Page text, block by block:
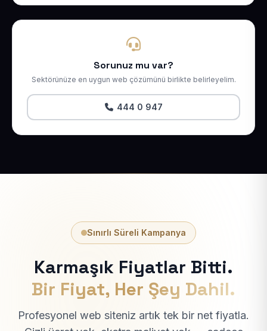
Sorunuz mu var?
Sektörünüze en uygun web çözümünü birlikte belirleyelim.
444 0 947
Sınırlı Süreli Kampanya
Karmaşık Fiyatlar Bitti.
Bir Fiyat, Her Şey Dahil.
Profesyonel web siteniz artık tek bir net fiyatla.